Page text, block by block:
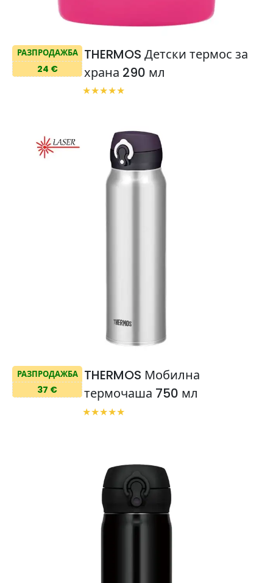
РАЗПРОДАЖБА
24 €
THERMOS Детски термос за
храна 290 мл
РАЗПРОДАЖБА
37 €
THERMOS Мобилна
термочаша 750 мл